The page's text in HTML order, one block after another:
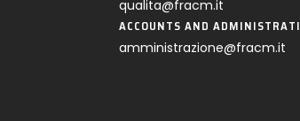
qualita@fracm.it
ACCOUNTS AND
amministrazione@fracm.it